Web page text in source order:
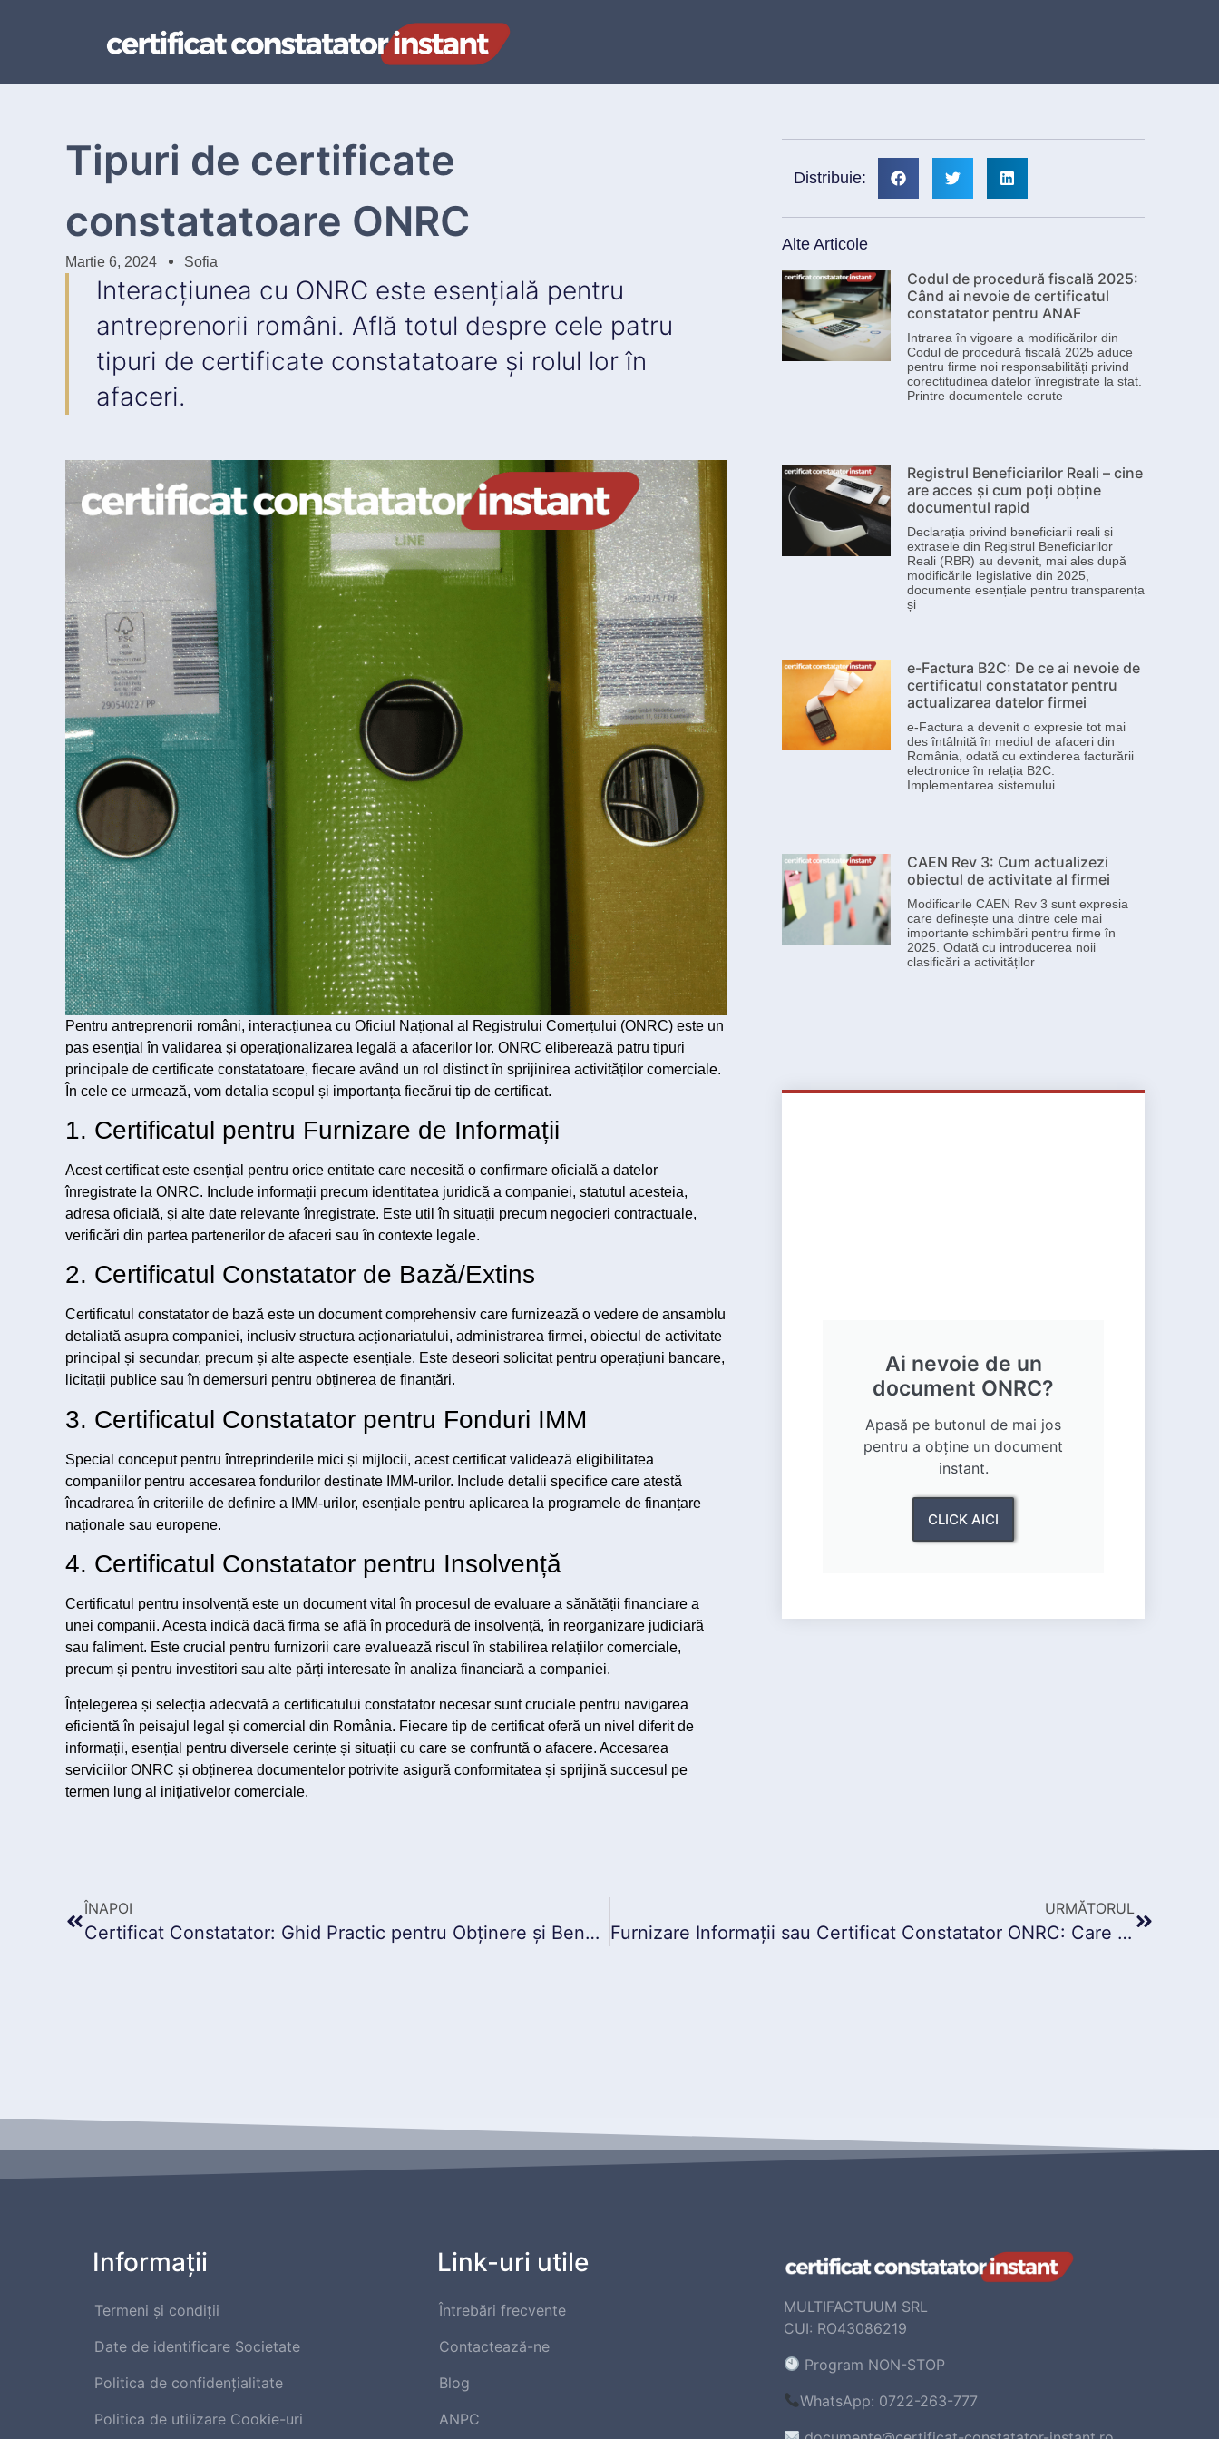
Tipuri de certificate
constatatoare ONRC
Martie 6, 2024 Sofia
Interacțiunea cu ONRC este esențială pentru
antreprenorii români. Află totul despre cele patru
tipuri de certificate constatatoare și rolul lor în
afaceri.
Pentru antreprenorii români, interacțiunea cu Oficiul Național al Registrului Comerțului (ONRC) este un
pas esențial în validarea și operaționalizarea legală a afacerilor lor. ONRC eliberează patru tipuri
principale de certificate constatatoare, fiecare având un rol distinct în sprijinirea activităților comerciale.
În cele ce urmează, vom detalia scopul și importanța fiecărui tip de certificat.
1. Certificatul pentru Furnizare de Informații
Acest certificat este esențial pentru orice entitate care necesită o confirmare oficială a datelor
înregistrate la ONRC. Include informații precum identitatea juridică a companiei, statutul acesteia,
adresa oficială, și alte date relevante înregistrate. Este util în situații precum negocieri contractuale,
verificări din partea partenerilor de afaceri sau în contexte legale.
2. Certificatul Constatator de Bază/Extins
Certificatul constatator de bază este un document comprehensiv care furnizează o vedere de ansamblu
detaliată asupra companiei, inclusiv structura acționariatului, administrarea firmei, obiectul de activitate
principal și secundar, precum și alte aspecte esențiale. Este deseori solicitat pentru operațiuni bancare,
licitații publice sau în demersuri pentru obținerea de finanțări.
3. Certificatul Constatator pentru Fonduri IMM
Special conceput pentru întreprinderile mici și mijlocii, acest certificat validează eligibilitatea
companiilor pentru accesarea fondurilor destinate IMM-urilor. Include detalii specifice care atestă
încadrarea în criteriile de definire a IMM-urilor, esențiale pentru aplicarea la programele de finanțare
naționale sau europene.
4. Certificatul Constatator pentru Insolvență
Certificatul pentru insolvență este un document vital în procesul de evaluare a sănătății financiare a
unei companii. Acesta indică dacă firma se află în procedură de insolvență, în reorganizare judiciară
sau faliment. Este crucial pentru furnizorii care evaluează riscul în stabilirea relațiilor comerciale,
precum și pentru investitori sau alte părți interesate în analiza financiară a companiei.
Înțelegerea și selecția adecvată a certificatului constatator necesar sunt cruciale pentru navigarea
eficientă în peisajul legal și comercial din România. Fiecare tip de certificat oferă un nivel diferit de
informații, esențial pentru diversele cerințe și situații cu care se confruntă o afacere. Accesarea
serviciilor ONRC și obținerea documentelor potrivite asigură conformitatea și sprijină succesul pe
termen lung al inițiativelor comerciale.
Distribuie:
Alte Articole
Codul de procedură fiscală 2025:
Când ai nevoie de certificatul
constatator pentru ANAF
Intrarea în vigoare a modificărilor din
Codul de procedură fiscală 2025 aduce
pentru firme noi responsabilități privind
corectitudinea datelor înregistrate la stat.
Printre documentele cerute
Registrul Beneficiarilor Reali – cine
are acces și cum poți obține
documentul rapid
Declarația privind beneficiarii reali și
extrasele din Registrul Beneficiarilor
Reali (RBR) au devenit, mai ales după
modificările legislative din 2025,
documente esențiale pentru transparența
și
e-Factura B2C: De ce ai nevoie de
certificatul constatator pentru
actualizarea datelor firmei
e-Factura a devenit o expresie tot mai
des întâlnită în mediul de afaceri din
România, odată cu extinderea facturării
electronice în relația B2C.
Implementarea sistemului
CAEN Rev 3: Cum actualizezi
obiectul de activitate al firmei
Modificarile CAEN Rev 3 sunt expresia
care definește una dintre cele mai
importante schimbări pentru firme în
2025. Odată cu introducerea noii
clasificări a activităților
Ai nevoie de un
document ONRC?
Apasă pe butonul de mai jos
pentru a obține un document
instant.
CLICK AICI
ÎNAPOI
Certificat Constatator: Ghid Practic pentru Obținere și Beneficii
URMĂTORUL
Furnizare Informații sau Certificat Constatator ONRC: Care este diferența?
Informaţii
Termeni și condiții
Date de identificare Societate
Politica de confidențialitate
Politica de utilizare Cookie-uri
Link-uri utile
Întrebări frecvente
Contactează-ne
Blog
ANPC
MULTIFACTUUM SRL
CUI: RO43086219
Program NON-STOP
WhatsApp: 0722-263-777